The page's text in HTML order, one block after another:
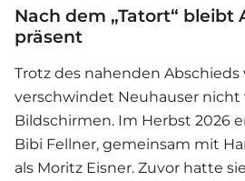
Nach dem „Tatort“ bleibt
präsent
Trotz des nahenden Abschieds
verschwindet Neuhauser nicht
Bildschirmen. Im Herbst 2026
Bibi Fellner, gemeinsam mit
als Moritz Eisner. Zuvor hatte